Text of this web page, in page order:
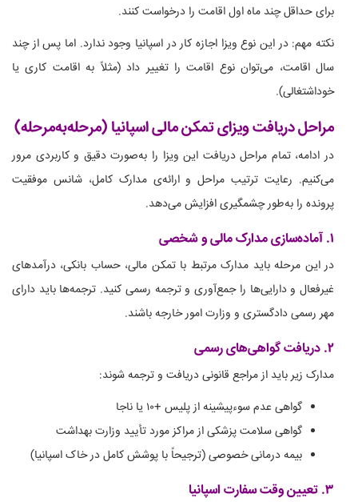
برای حداقل چند ماه اول اقامت را درخواست کنند.
نکته مهم: در این نوع ویزا اجازه کار در اسپانیا وجود ندارد. اما پس از چند
سال اقامت، می‌توان نوع اقامت را تغییر داد (مثلاً به اقامت کاری یا
خوداشتغالی).
مراحل دریافت ویزای تمکن مالی اسپانیا (مرحله‌به‌مرحله)
در ادامه، تمام مراحل دریافت این ویزا را به‌صورت دقیق و کاربردی مرور
می‌کنیم. رعایت ترتیب مراحل و ارائه‌ی مدارک کامل، شانس موفقیت
پرونده را به‌طور چشمگیری افزایش می‌دهد.
۱. آماده‌سازی مدارک مالی و شخصی
در این مرحله باید مدارک مرتبط با تمکن مالی، حساب بانکی، درآمدهای
غیرفعال و دارایی‌ها را جمع‌آوری و ترجمه رسمی کنید. ترجمه‌ها باید دارای
مهر رسمی دادگستری و وزارت امور خارجه باشند.
۲. دریافت گواهی‌های رسمی
مدارک زیر باید از مراجع قانونی دریافت و ترجمه شوند:
گواهی عدم سوءپیشینه از پلیس +۱۰ یا ناجا
گواهی سلامت پزشکی از مراکز مورد تأیید وزارت بهداشت
بیمه درمانی خصوصی (ترجیحاً با پوشش کامل در خاک اسپانیا)
۳. تعیین وقت سفارت اسپانیا